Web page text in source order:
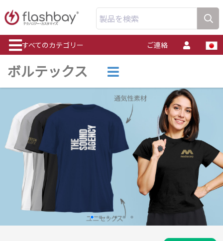
製品を検索
すべてのカテゴリー ご連絡
ボルテックス